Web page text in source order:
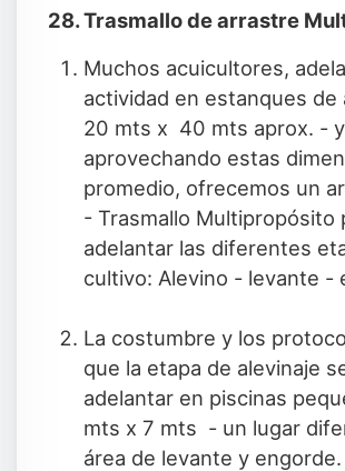
28. Trasmallo de arrastre
Muchos acuicultores,
actividad en estanques de
20 mts x 40 mts aprox. - y
aprovechando estas
promedio, ofrecemos un
- Trasmallo Multipropósito
adelantar las diferentes
cultivo: Alevino - levante -
La costumbre y los
que la etapa de alevinaje
adelantar en piscinas
mts x 7 mts - un lugar
área de levante y